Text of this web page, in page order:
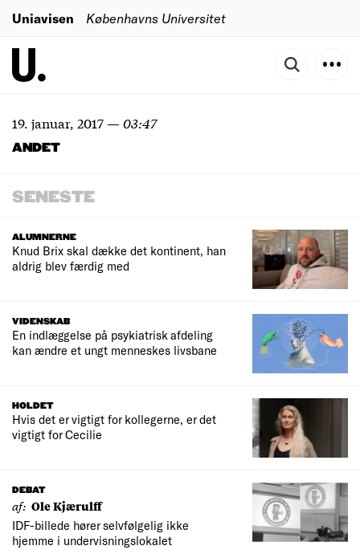
Uniavisen Københavns Universitet
19. januar, 2017—03:47
ANDET
SENESTE
ALUMNERNE
Knud Brix skal dække det kontinent, han
aldrig blev færdig med
VIDENSKAB
En indlæggelse på psykiatrisk afdeling
kan ændre et ungt menneskes livsbane
HOLDET
Hvis det er vigtigt for kollegerne, er det
vigtigt for Cecilie
DEBAT
af: Ole Kjærulff
IDF-billede hører selvfølgelig ikke
hjemme i undervisningslokalet